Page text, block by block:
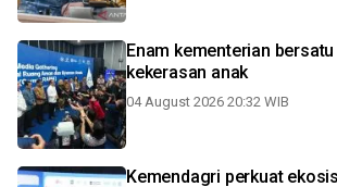
Enam kementerian
kekerasan anak
04 August 2026 20:32 WIB
Kemendagri perkuat